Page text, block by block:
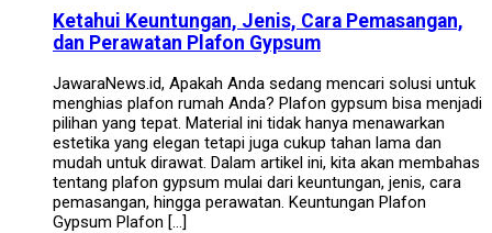
Ketahui Keuntungan, Jenis, Cara Pemasangan,
dan Perawatan Plafon Gypsum
JawaraNews.id, Apakah Anda sedang mencari solusi untuk
menghias plafon rumah Anda? Plafon gypsum bisa menjadi
pilihan yang tepat. Material ini tidak hanya menawarkan
estetika yang elegan tetapi juga cukup tahan lama dan
mudah untuk dirawat. Dalam artikel ini, kita akan membahas
tentang plafon gypsum mulai dari keuntungan, jenis, cara
pemasangan, hingga perawatan. Keuntungan Plafon
Gypsum Plafon […]